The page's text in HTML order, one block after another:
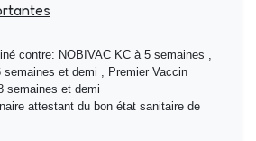
contre: NOBIVAC KC à 5 semaines ,
semaines et demi , Premier Vaccin
semaines et demi
attestant du bon état sanitaire de